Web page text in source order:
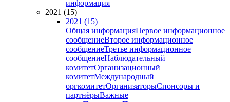
информация
2021 (15)
2021 (15)
Общая информацияПервое информационное
сообщениеВторое информационное
сообщениеТретье информационное
сообщениеНаблюдательный
комитетОрганизационный
комитетМеждународный
оргкомитетОрганизаторыСпонсоры и
партнёрыВажные